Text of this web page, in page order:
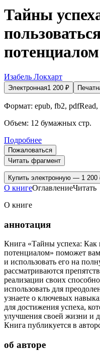
Тайны
потенциалом
Изабель Локхарт
Электронная1 200 ₽
Формат: epub, fb2, pdfRead,
Объем: 12 бумажных стр.
Подробнее
Пожаловаться
Читать фрагмент
Купить электронную — 1 200
О книгеОглавлениеЧитать
О книге
аннотация
Книга «Тайны успеха: Как
потенциалом» поможет
и использовать его на
рассматриваются
реализации своих
использовать для
узнаете о ключевых
для достижения успеха,
улучшения своей жизни и
Книга публикуется в
об авторе